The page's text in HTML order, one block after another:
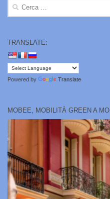
Ricerca
TRANSLATE:
Powered by Translate
MOBEE, MOBILITÀ GREEN A